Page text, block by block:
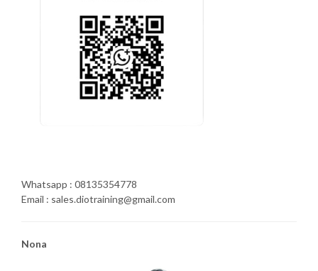
Whatsapp : 08135354778
Email : sales.diotraining@gmail.com
Nona